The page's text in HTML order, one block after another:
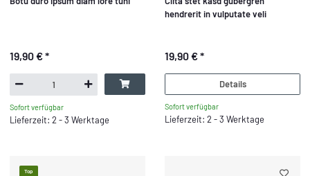
19,90 €*
Sofort verfügbar
Lieferzeit: 2 - 3 Werktage
hendrerit in vulputate veli
19,90 €*
Details
Sofort verfügbar
Lieferzeit: 2 - 3 Werktage
Top